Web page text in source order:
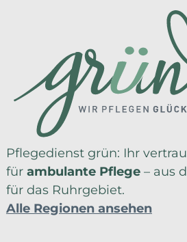
Pflegedienst grün: Ihr
für ambulante Pflege– aus
für das Ruhrgebiet.
Alle Regionen ansehen